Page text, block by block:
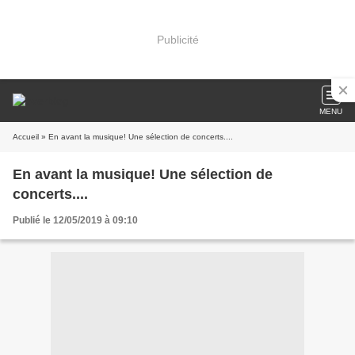
Publicité
MENU
Accueil » En avant la musique! Une sélection de concerts....
En avant la musique! Une sélection de
concerts....
Publié le 12/05/2019 à 09:10